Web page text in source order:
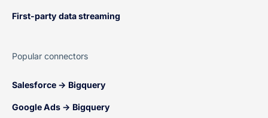
First-party data streaming
Popular connectors
Salesforce → Bigquery
Google Ads → Bigquery